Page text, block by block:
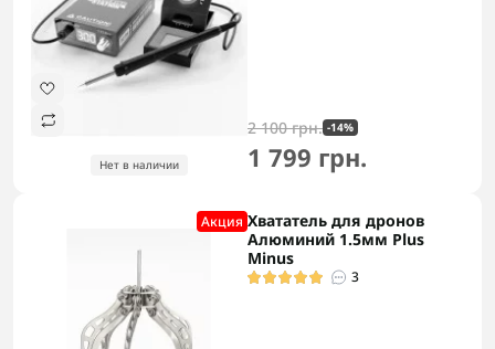
Нет в наличии
2 100 грн. -14%
1 799 грн.
Акция Хвататель для дронов
Алюминий 1.5мм Plus
Minus
3